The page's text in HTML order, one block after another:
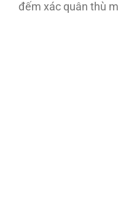
đếm xác quân thù